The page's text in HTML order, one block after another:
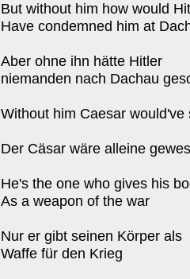
But without him how would
Have condemned him at
Aber ohne ihn hätte Hitler
niemanden nach Dachau
Without him Caesar would've
Der Cäsar wäre alleine
He's the one who gives his
As a weapon of the war
Nur er gibt seinen Körper als
Waffe für den Krieg